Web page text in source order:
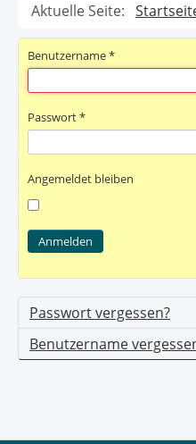
Aktuelle Seite:
Benutzername*
Passwort*
Angemeldet bleiben
Anmelden
Passwort vergessen?
Benutzername